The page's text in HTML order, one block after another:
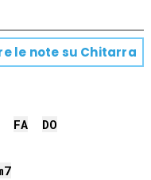
le note su Chitarra
FA DO